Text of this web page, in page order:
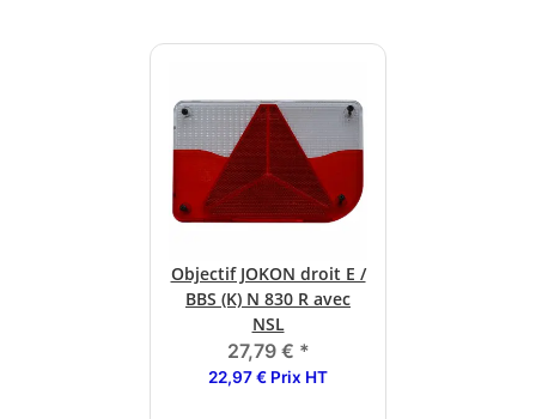
Objectif JOKON droit E /
BBS (K) N 830 R avec
NSL
27,79 € *
22,97 € Prix HT